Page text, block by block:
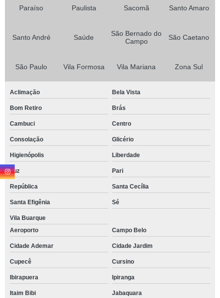
Paraíso Paulista Sacomã Santo Amaro
Santo André Saúde
São Bernado do
Campo
São Caetano
São Paulo Vila Formosa Vila Mariana Zona Sul
Aclimação Bela Vista
Bom Retiro Brás
Cambuci Centro
Consolação Glicério
Higienópolis Liberdade
Luz Pari
República Santa Cecília
Santa Efigênia Sé
Vila Buarque
Aeroporto
Campo Belo
Cidade Ademar Cidade Jardim
Cupecê Cursino
Ibirapuera Ipiranga
Itaim Bibi Jabaquara